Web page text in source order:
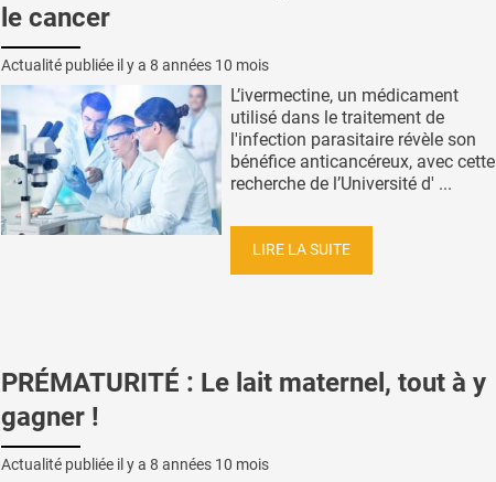
le cancer
Actualité publiée il y a 8 années 10 mois
L’ivermectine, un médicament
utilisé dans le traitement de
l'infection parasitaire révèle son
bénéfice anticancéreux, avec cette
recherche de l’Université d' ...
LIRE LA SUITE
PRÉMATURITÉ : Le lait maternel, tout à y
gagner !
Actualité publiée il y a 8 années 10 mois